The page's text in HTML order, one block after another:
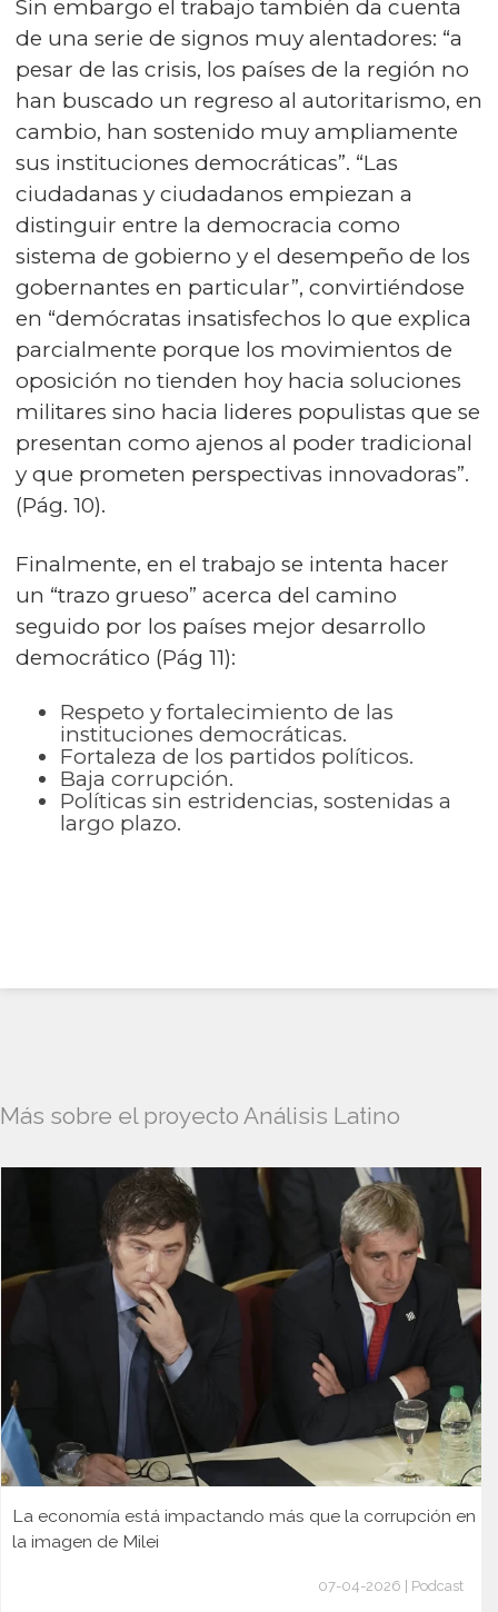
Sin embargo el trabajo también da cuenta
de una serie de signos muy alentadores: “a
pesar de las crisis, los países de la región no
han buscado un regreso al autoritarismo, en
cambio, han sostenido muy ampliamente
sus instituciones democráticas”. “Las
ciudadanas y ciudadanos empiezan a
distinguir entre la democracia como
sistema de gobierno y el desempeño de los
gobernantes en particular”, convirtiéndose
en “demócratas insatisfechos lo que explica
parcialmente porque los movimientos de
oposición no tienden hoy hacia soluciones
militares sino hacia lideres populistas que se
presentan como ajenos al poder tradicional
y que prometen perspectivas innovadoras”.
(Pág. 10).
Finalmente, en el trabajo se intenta hacer
un “trazo grueso” acerca del camino
seguido por los países mejor desarrollo
democrático (Pág 11):
Respeto y fortalecimiento de las
instituciones democráticas.
Fortaleza de los partidos políticos.
Baja corrupción.
Políticas sin estridencias, sostenidas a
largo plazo.
Más sobre el proyecto Análisis Latino
La economía está impactando más que la corrupción en
la imagen de Milei
07-04-2026 | Podcast